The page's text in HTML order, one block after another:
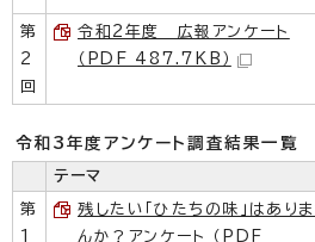
第
2
回
令和2年度 広報アンケート
（PDF 487.7KB）
令和3年度アンケート調査結果一覧
テーマ
第
1
残したい「ひたちの味」はあり
んか？アンケート （PDF